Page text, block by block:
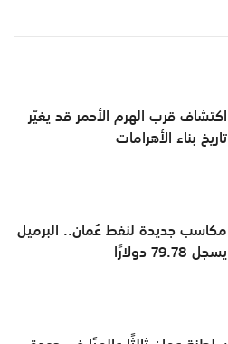
اكتشاف قرب الهرم الأحمر قد يغيّر
تاريخ بناء الأهرامات
مكاسب جديدة لنفط عُمان.. البرميل
يسجل 79.78 دولارًا